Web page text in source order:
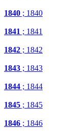
1840 ; 1840
1841 ; 1841
1842 ; 1842
1843 ; 1843
1844 ; 1844
1845 ; 1845
1846 ; 1846